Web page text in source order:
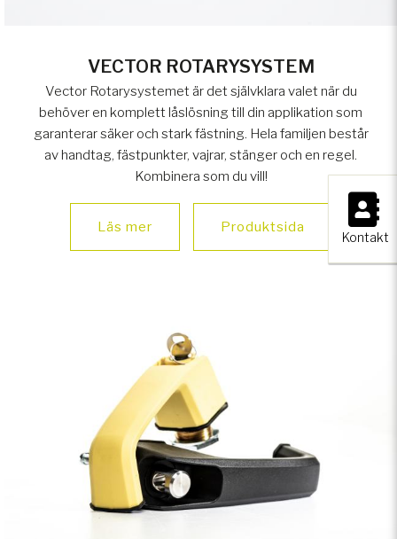
×
Kontakt
VECTOR ROTARYSYSTEM
Vector Rotarysystemet är det självklara valet när du
behöver en komplett låslösning till din applikation som
garanterar säker och stark fästning. Hela familjen består
av handtag, fästpunkter, vajrar, stänger och en regel.
Kombinera som du vill!
Läs mer Produktsida